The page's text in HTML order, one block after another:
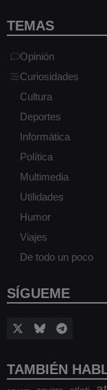
TEMAS
Opinión
Curiosidades
Cultura
Deportes
Informática
Política
Multimedia
Utilidades
Humor
Viajes
De todo un poco
SÍGUEME
TAMBIÉN